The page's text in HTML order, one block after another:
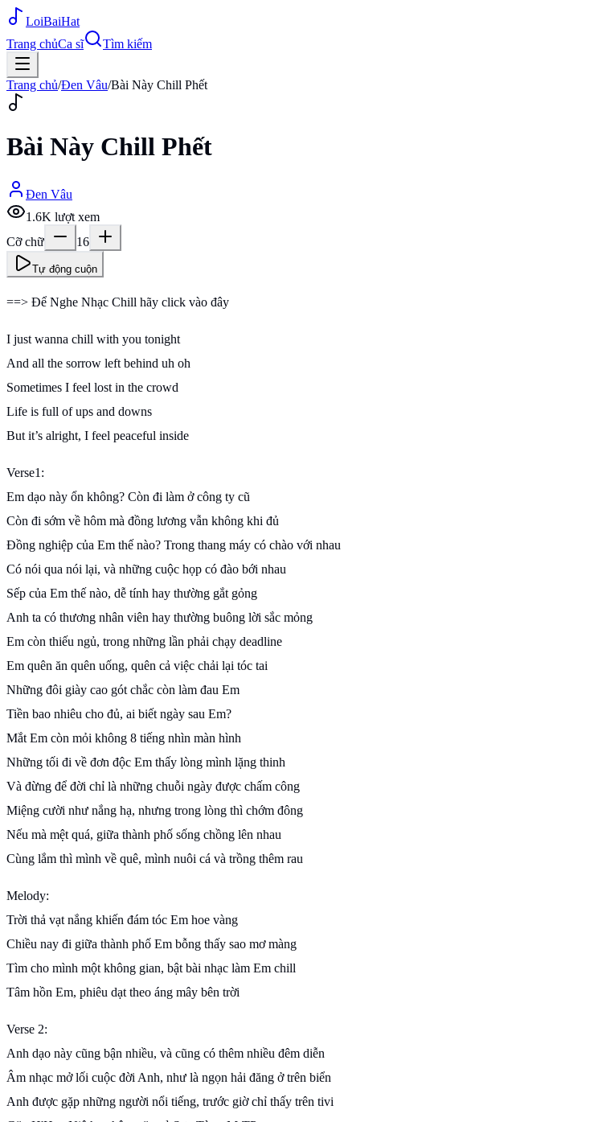
LoiBaiHat
Trang chủCa sĩ Tìm kiếm
Trang chủ/Đen Vâu/Bài Này Chill Phết
Bài Này Chill Phết
Đen Vâu
1.6K lượt xem
Cỡ chữ
16
Tự động cuộn
==> Để Nghe Nhạc Chill hãy click vào đây
I just wanna chill with you tonight
And all the sorrow left behind uh oh
Sometimes I feel lost in the crowd
Life is full of ups and downs
But it’s alright, I feel peaceful inside
Verse1:
Em dạo này ổn không? Còn đi làm ở công ty cũ
Còn đi sớm về hôm mà đồng lương vẫn không khi đủ
Đồng nghiệp của Em thế nào? Trong thang máy có chào với nhau
Có nói qua nói lại, và những cuộc họp có đào bới nhau
Sếp của Em thế nào, dễ tính hay thường gắt gỏng
Anh ta có thương nhân viên hay thường buông lời sắc mỏng
Em còn thiếu ngủ, trong những lần phải chạy deadline
Em quên ăn quên uống, quên cả việc chải lại tóc tai
Những đôi giày cao gót chắc còn làm đau Em
Tiền bao nhiêu cho đủ, ai biết ngày sau Em?
Mắt Em còn mỏi không 8 tiếng nhìn màn hình
Những tối đi về đơn độc Em thấy lòng mình lặng thinh
Và đừng để đời chỉ là những chuỗi ngày được chấm công
Miệng cười như nắng hạ, nhưng trong lòng thì chớm đông
Nếu mà mệt quá, giữa thành phố sống chồng lên nhau
Cùng lắm thì mình về quê, mình nuôi cá và trồng thêm rau
Melody:
Trời thả vạt nắng khiến đám tóc Em hoe vàng
Chiều nay đi giữa thành phố Em bỗng thấy sao mơ màng
Tìm cho mình một không gian, bật bài nhạc làm Em chill
Tâm hồn Em, phiêu dạt theo áng mây bên trời
Verse 2:
Anh dạo này cũng bận nhiều, và cũng có thêm nhiều đêm diễn
Âm nhạc mở lối cuộc đời Anh, như là ngọn hải đăng ở trên biển
Anh được gặp những người nổi tiếng, trước giờ chỉ thấy trên tivi